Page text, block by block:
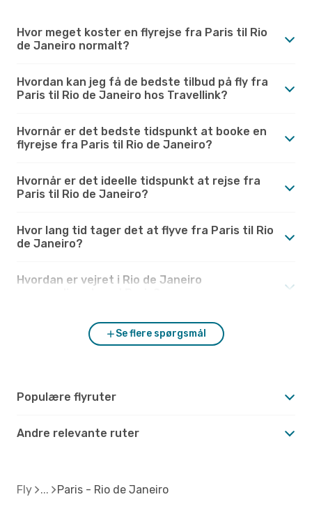
Hvor meget koster en flyrejse fra Paris til Rio
de Janeiro normalt?
Hvordan kan jeg få de bedste tilbud på fly fra
Paris til Rio de Janeiro hos Travellink?
Hvornår er det bedste tidspunkt at booke en
flyrejse fra Paris til Rio de Janeiro?
Hvornår er det ideelle tidspunkt at rejse fra
Paris til Rio de Janeiro?
Hvor lang tid tager det at flyve fra Paris til Rio
de Janeiro?
Hvordan er vejret i Rio de Janeiro
Se flere spørgsmål
Populære flyruter
Andre relevante ruter
Fly Paris - Rio de Janeiro